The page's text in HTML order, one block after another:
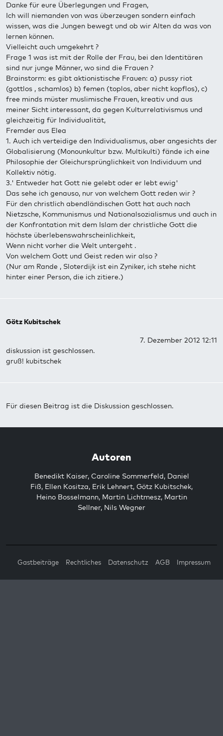
Danke für eure Überlegungen und Fragen,
Ich will niemanden von was überzeugen sondern einfach
wissen, was die Jungen bewegt und ob wir Alten da was von
lernen können.
Vielleicht auch umgekehrt ?
Frage 1 was ist mit der Rolle der Frau, bei den Identitären
sind nur junge Männer, wo sind die Frauen ?
Brainstorm: es gibt aktionistische Frauen: a) pussy riot
(gottlos , schamlos) b) femen (toplos, aber nicht kopflos), c)
free minds müster muslimische Frauen, kreativ und aus
meiner Sicht interessant, da gegen Kulturrelativismus und
gleichzeitig für Individualität,
Fremder aus Elea
1. Auch ich verteidige den Individualismus, aber angesichts der
Globalisierung (Monounkultur bzw. Multikulti) fände ich eine
Philosophie der Gleichursprünglichkeit von Individuum und
Kollektiv nötig.
3.' Entweder hat Gott nie gelebt oder er lebt ewig'
Das sehe ich genauso, nur von welchem Gott reden wir ?
Für den christlich abendländischen Gott hat auch nach
Nietzsche, Kommunismus und Nationalsozialismus und auch in
der Konfrontation mit dem Islam der christliche Gott die
höchste überlebenswahrscheinlichkeit,
Wenn nicht vorher die Welt untergeht .
Von welchem Gott und Geist reden wir also ?
(Nur am Rande , Sloterdijk ist ein Zyniker, ich stehe nicht
hinter einer Person, die ich zitiere.)
Götz Kubitschek
7. Dezember 2012 12:11
diskussion ist geschlossen.
gruß! kubitschek
Für diesen Beitrag ist die Diskussion geschlossen.
Autoren
Benedikt Kaiser, Caroline Sommerfeld, Daniel
Fiß, Ellen Kositza, Erik Lehnert, Götz Kubitschek,
Heino Bosselmann, Martin Lichtmesz, Martin
Sellner, Nils Wegner
Gastbeiträge Rechtliches Datenschutz AGB Impressum